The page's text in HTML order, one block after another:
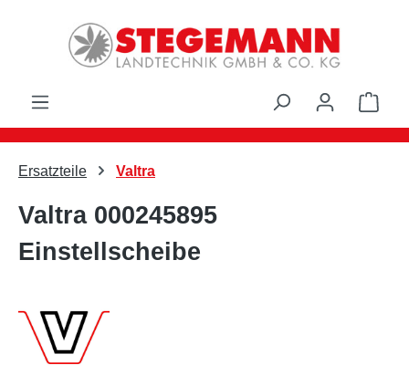
Zum Hauptinhalt springen
Ersatzteile Valtra
Valtra 000245895
Einstellscheibe